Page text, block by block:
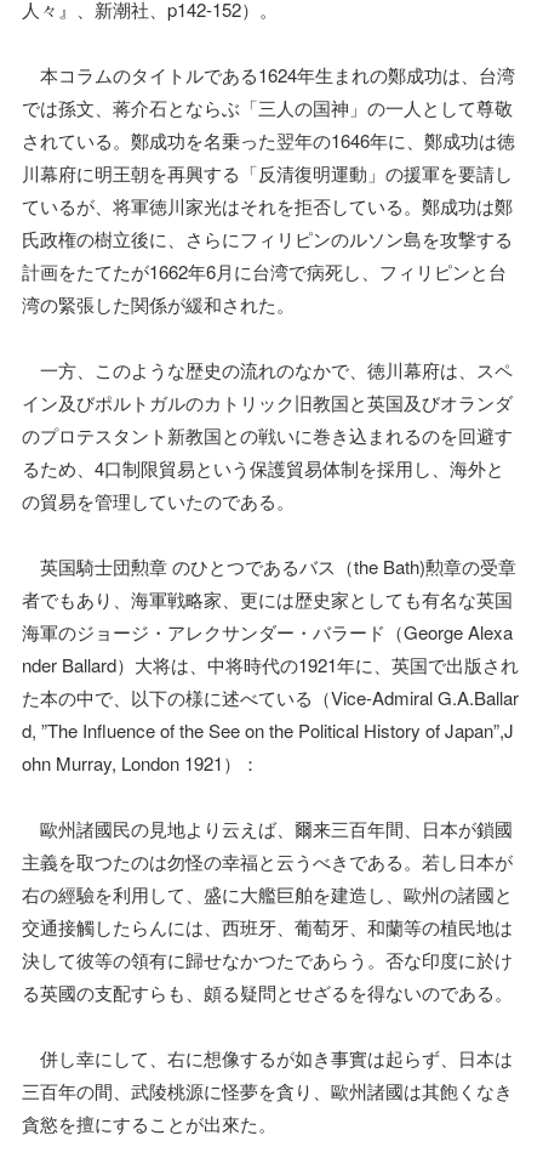
人々』、新潮社、p142-152）。
本コラムのタイトルである1624年生まれの鄭成功は、台湾
では孫文、蒋介石とならぶ「三人の国神」の一人として尊敬
されている。鄭成功を名乗った翌年の1646年に、鄭成功は徳
川幕府に明王朝を再興する「反清復明運動」の援軍を要請し
ているが、将軍徳川家光はそれを拒否している。鄭成功は鄭
氏政権の樹立後に、さらにフィリピンのルソン島を攻撃する
計画をたてたが1662年6月に台湾で病死し、フィリピンと台
湾の緊張した関係が緩和された。
一方、このような歴史の流れのなかで、徳川幕府は、スペ
イン及びポルトガルのカトリック旧教国と英国及びオランダ
のプロテスタント新教国との戦いに巻き込まれるのを回避す
るため、4口制限貿易という保護貿易体制を採用し、海外と
の貿易を管理していたのである。
英国騎士団勲章 のひとつであるバス（the Bath)勲章の受章
者でもあり、海軍戦略家、更には歴史家としても有名な英国
海軍のジョージ・アレクサンダー・バラード（George Alexa
nder Ballard）大将は、中将時代の1921年に、英国で出版され
た本の中で、以下の様に述べている（Vice-Admiral G.A.Ballar
d, ”The Influence of the See on the Political History of Japan”,J
ohn Murray, London 1921）：
歐州諸國民の見地より云えば、爾来三百年間、日本が鎖國
主義を取つたのは勿怪の幸福と云うべきである。若し日本が
右の經驗を利用して、盛に大艦巨舶を建造し、歐州の諸國と
交通接觸したらんには、西班牙、葡萄牙、和蘭等の植民地は
決して彼等の領有に歸せなかつたであらう。否な印度に於け
る英國の支配すらも、頗る疑問とせざるを得ないのである。
併し幸にして、右に想像するが如き事實は起らず、日本は
三百年の間、武陵桃源に怪夢を貪り、歐州諸國は其飽くなき
貪慾を擅にすることが出來た。